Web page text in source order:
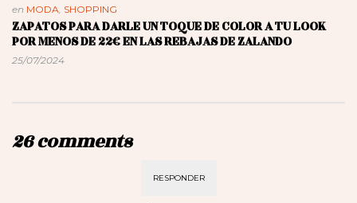
en MODA, SHOPPING
ZAPATOS PARA DARLE UN TOQUE DE COLOR A TU LOOK
POR MENOS DE 22€ EN LAS REBAJAS DE ZALANDO
25/07/2024
26 comments
RESPONDER